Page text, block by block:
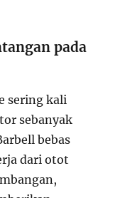
pada
sering kali
sebanyak
bebas
dari otot